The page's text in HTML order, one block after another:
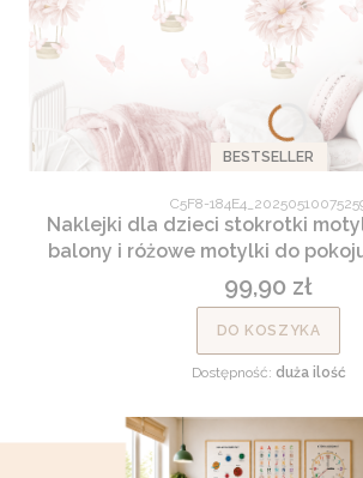
BESTSELLER
Kod produktu
C5F8-
Naklejki dla dzieci stokrotki
balony i różowe motylki do
Cena
99,90 zł
DO KOSZYKA
Dostępność: duża ilość